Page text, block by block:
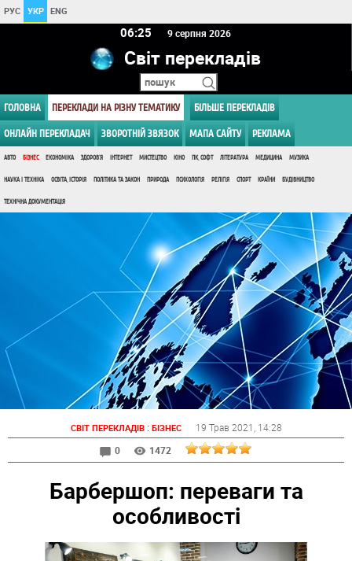
РУС УКР ENG
06 25 9 серпня 2026
Світ перекладів
ГОЛОВНА ПЕРЕКЛАДИ НА РІЗНУ ТЕМАТИКУ БІЛЬШЕ ПЕРЕКЛАДІВ
ОНЛАЙН ПЕРЕКЛАДАЧ ЗВОРОТНІЙ ЗВЯЗОК МАПА САЙТУ РЕКЛАМА
АВТО БІЗНЕС ЕКОНОМІКА ЗДОРОВ'Я ІНТЕРНЕТ МИСТЕЦТВО КІНО ПК, СОФТ ЛІТЕРАТУРА МЕДИЦИНА МУЗИКА
НАУКА І ТЕХНІКА ОСВІТА, ІСТОРІЯ ПОЛІТИКА ТА ЗАКОН ПРИРОДА ПСИХОЛОГІЯ РЕЛІГІЯ СПОРТ КРАЇНИ БУДІВНИЦТВО
ТЕХНІЧНА ДОКУМЕНТАЦІЯ
СВІТ ПЕРЕКЛАДІВ: БІЗНЕС 19 Трав 2021 , 14:28
0
1472
Барбершоп: переваги та
особливості